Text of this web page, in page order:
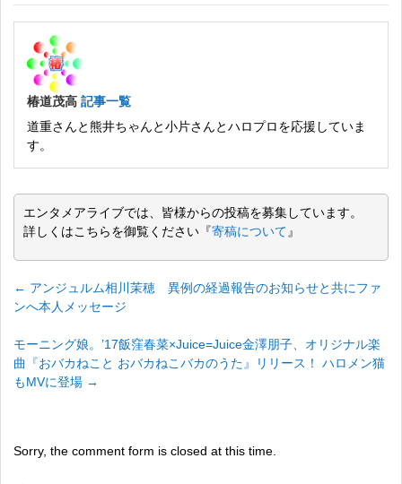
椿道茂高 記事一覧
道重さんと熊井ちゃんと小片さんとハロプロを応援していま
す。
エンタメアライブでは、皆様からの投稿を募集しています。
詳しくはこちらを御覧ください『寄稿について』
← アンジュルム相川茉穂 異例の経過報告のお知らせと共にファ
ンへ本人メッセージ
モーニング娘。’17飯窪春菜×Juice=Juice金澤朋子、オリジナル楽
曲『おバカねこと おバカねこバカのうた』リリース！ ハロメン猫
もMVに登場 →
Sorry, the comment form is closed at this time.